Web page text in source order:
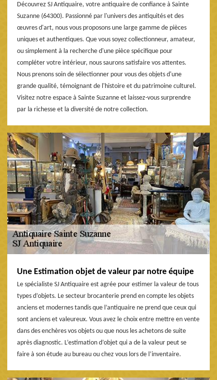
Découvrez SJ Antiquaire, votre antiquaire de confiance à Sainte
Suzanne (64300). Passionné par l'univers des antiquités et des
œuvres d'art, nous vous proposons une large gamme de pièces
uniques et authentiques. Que vous soyez collectionneur, amateur,
ou simplement à la recherche d'une pièce spécifique pour
compléter votre intérieur, nous saurons satisfaire vos attentes.
Nous prenons soin de sélectionner pour vous des objets d'une
grande qualité, témoignant de l'histoire et du patrimoine culturel.
Visitez notre espace à Sainte Suzanne et laissez-vous surprendre
par la richesse et la diversité de notre collection.
Une Estimation objet de valeur par notre équipe
Le spécialiste SJ Antiquaire est agrée pour estimer la valeur de tous
types d’objets. Le secteur brocanterie prend en compte les objets
anciens et modernes tandis que l’antiquaire ne prend que ceux qui
sont anciens et valeureux. Vous avez le choix entre mettre en vente
dans des enchères vos objets ou que nous les achetons de suite
après diagnostic. L’estimation d’objet qui a de la valeur peut se
faire à son étude au bureau ou chez vous lors de l’inventaire.